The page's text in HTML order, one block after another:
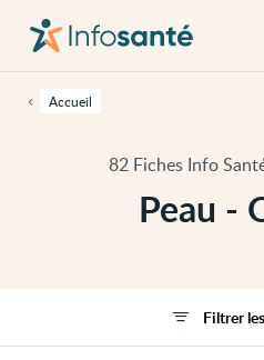
contenu
cette
Peau -
82 Fiches Info
Accueil
principale
Filtrer
Filtres